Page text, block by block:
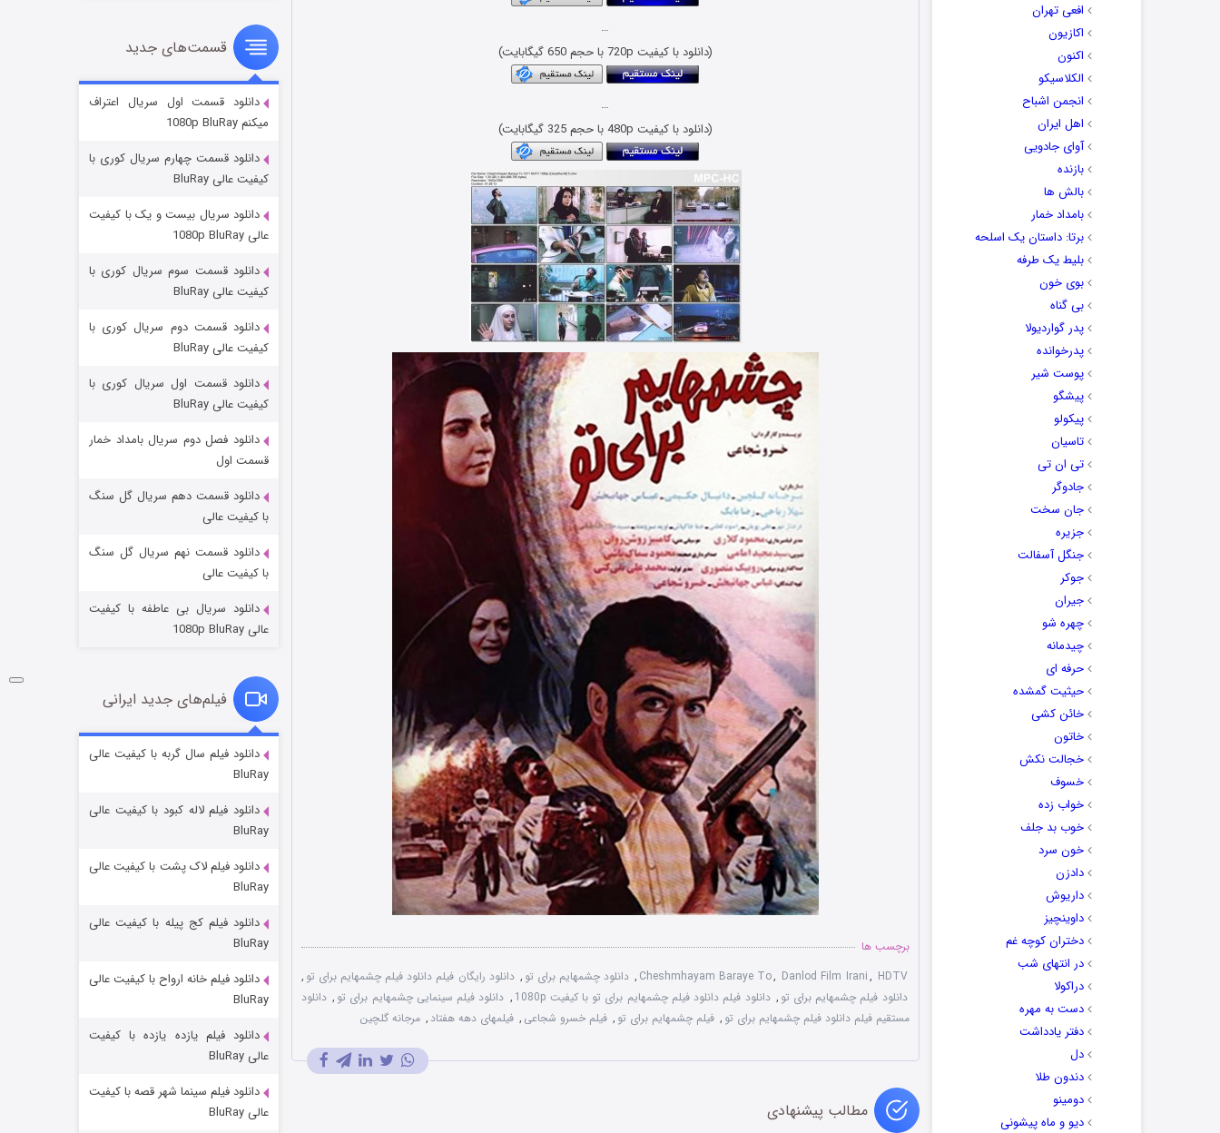
افعی تهران
اکازیون
اکنون
الکلاسیکو
انجمن اشباح
اهل ایران
آوای جادویی
بازنده
بالش ها
بامداد خمار
برتا: داستان یک اسلحه
بلیط یک‌‌ طرفه
بوی خون
بی گناه
پدر گواردیولا
پدرخوانده
پوست شیر
پیشگو
پیکولو
تاسیان
تی ان تی
جادوگر
جان سخت
جزیره
جنگل آسفالت
جوکر
جیران
چهره شو
چیدمانه
حرفه ای
حیثیت گمشده
خائن کشی
خاتون
خجالت نکش
خسوف
خواب زده
خوب بد جلف
خون سرد
دادزن
داریوش
داوینچیز
دختران کوچه غم
در انتهای شب
دراکولا
دست به مهره
دفتر یادداشت
دل
دندون طلا
دومینو
دیو و ماه پیشونی
…
(دانلود با کیفیت 720p با حجم 650 گیگابایت)
…
(دانلود با کیفیت 480p با حجم 325 گیگابایت)
برچسب ها
Cheshmhayam Baraye To, Danlod Film Irani, HDTV
, دانلود چشمهایم برای تو , دانلود رایگان فیلم دانلود فیلم چشمهایم برای تو ,
دانلود فیلم چشمهایم برای تو , دانلود فیلم دانلود فیلم چشمهایم برای تو با کیفیت 1080p , دانلود فیلم سینمایی چشمهایم برای تو , دانلود
مستقیم فیلم دانلود فیلم چشمهایم برای تو , فیلم چشمهایم برای تو , فیلم خسرو شجاعی , فیلمهای دهه هفتاد , مرجانه گلچین
مطالب پیشنهادی
سریال زشت
قسمت۲ (زیرنویس) منتشر شد
مردگان متحرک: شهر مرده ۳
شکست استوارت در نجات جهان
قسمت ۷ (زیرنویس) منتشر شد
شوگر فصل ۲
قسمت
خاندان اژدها فصل ۳
قسمت‌های جدید
دانلود قسمت اول سریال اعتراف
میکنم 1080p BluRay
دانلود قسمت چهارم سریال کوری با
کیفیت عالی BluRay
دانلود سریال بیست و یک با کیفیت
عالی 1080p BluRay
دانلود قسمت سوم سریال کوری با
کیفیت عالی BluRay
دانلود قسمت دوم سریال کوری با
کیفیت عالی BluRay
دانلود قسمت اول سریال کوری با
کیفیت عالی BluRay
دانلود فصل دوم سریال بامداد خمار
قسمت اول
دانلود قسمت دهم سریال گل سنگ
با کیفیت عالی
دانلود قسمت نهم سریال گل سنگ
با کیفیت عالی
دانلود سریال بی عاطفه با کیفیت
عالی 1080p BluRay
فیلم‌های جدید ایرانی
دانلود فیلم سال گربه با کیفیت عالی
BluRay
دانلود فیلم لاله کبود با کیفیت عالی
BluRay
دانلود فیلم لاک پشت با کیفیت عالی
BluRay
دانلود فیلم کج‌ پیله با کیفیت عالی
BluRay
دانلود فیلم خانه ارواح با کیفیت عالی
BluRay
دانلود فیلم یازده یازده با کیفیت
عالی BluRay
دانلود فیلم سینما شهر قصه با کیفیت
عالی BluRay